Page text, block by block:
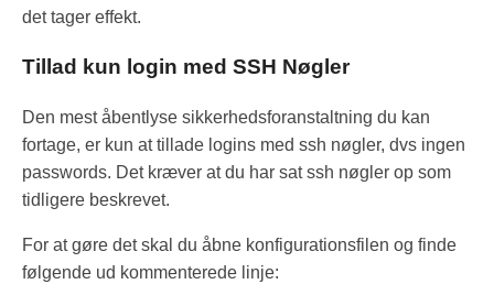
det tager effekt.
Tillad kun login med SSH Nøgler
Den mest åbentlyse sikkerhedsforanstaltning du kan
fortage, er kun at tillade logins med ssh nøgler, dvs ingen
passwords. Det kræver at du har sat ssh nøgler op som
tidligere beskrevet.
For at gøre det skal du åbne konfigurationsfilen og finde
følgende ud kommenterede linje: